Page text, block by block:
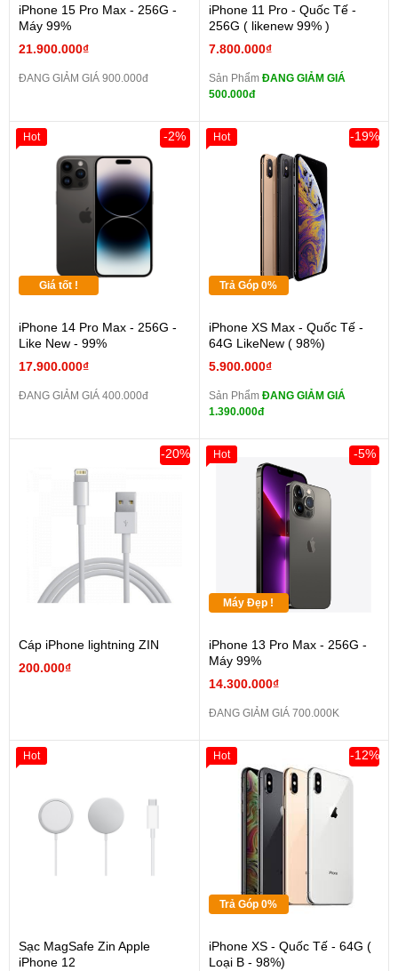
iPhone 15 Pro Max - 256G -
Máy 99%
21.900.000₫
ĐANG GIẢM GIÁ 900.000đ
iPhone 11 Pro - Quốc Tế -
256G ( likenew 99% )
7.800.000₫
Sản Phẩm ĐANG GIẢM GIÁ
500.000đ
Giá tốt !
iPhone 14 Pro Max - 256G -
Like New - 99%
17.900.000₫
-2%
ĐANG GIẢM GIÁ 400.000đ
Hot
Trả Góp 0%
iPhone XS Max - Quốc Tế -
64G LikeNew ( 98%)
5.900.000₫
-19%
Sản Phẩm ĐANG GIẢM GIÁ
1.390.000đ
Hot
Cáp iPhone lightning ZIN
200.000₫
-20%
Máy Đẹp !
iPhone 13 Pro Max - 256G -
Máy 99%
14.300.000₫
-5%
ĐANG GIẢM GIÁ 700.000K
Hot
Sạc MagSafe Zin Apple
iPhone 12
Hot
Trả Góp 0%
iPhone XS - Quốc Tế - 64G (
Loại B - 98%)
-12%
Hot